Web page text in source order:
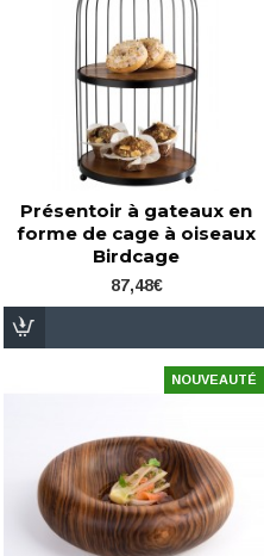
Présentoir à gateaux en
forme de cage à oiseaux
Birdcage
87,48€
NOUVEAUTÉ